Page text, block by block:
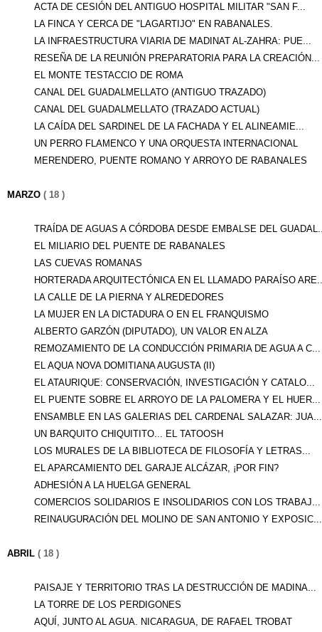
ACTA DE CESIÓN DEL ANTIGUO HOSPITAL MILITAR "SAN F...
LA FINCA Y CERCA DE "LAGARTIJO" EN RABANALES.
LA INFRAESTRUCTURA VIARIA DE MADINAT AL-ZAHRA: PUE...
RESEÑA DE LA REUNIÓN PREPARATORIA PARA LA CREACIÓN...
EL MONTE TESTACCIO DE ROMA
CANAL DEL GUADALMELLATO (ANTIGUO TRAZADO)
CANAL DEL GUADALMELLATO (TRAZADO ACTUAL)
LA CAÍDA DEL SARDINEL DE LA FACHADA Y EL ALINEAMIE...
UN PERRO FLAMENCO Y UNA ORQUESTA INTERNACIONAL
MERENDERO, PUENTE ROMANO Y ARROYO DE RABANALES
MARZO ( 18 )
TRAÍDA DE AGUAS A CÓRDOBA DESDE EMBALSE DEL GUADAL...
EL MILIARIO DEL PUENTE DE RABANALES
LAS CUEVAS ROMANAS
HORTERADA ARQUITECTÓNICA EN EL LLAMADO PARAÍSO ARE...
LA CALLE DE LA PIERNA Y ALREDEDORES
LA MUJER EN LA DICTADURA O EN EL FRANQUISMO
ALBERTO GARZÓN (DIPUTADO), UN VALOR EN ALZA
REMOZAMIENTO DE LA CONDUCCIÓN PRIMARIA DE AGUA A C...
EL AQUA NOVA DOMITIANA AUGUSTA (II)
EL ATAURIQUE: CONSERVACIÓN, INVESTIGACIÓN Y CATALO...
EL PUENTE SOBRE EL ARROYO DE LA PALOMERA Y EL HUER...
ENSAMBLE EN LAS GALERIAS DEL CARDENAL SALAZAR: JUA...
UN BARQUITO CHIQUITITO... EL TATOOSH
LOS MURALES DE LA BIBLIOTECA DE FILOSOFÍA Y LETRAS...
EL APARCAMIENTO DEL GARAJE ALCÁZAR, ¡POR FIN?
ADHESIÓN A LA HUELGA GENERAL
COMERCIOS SOLIDARIOS E INSOLIDARIOS CON LOS TRABAJ...
REINAUGURACIÓN DEL MOLINO DE SAN ANTONIO Y EXPOSIC...
ABRIL ( 18 )
PAISAJE Y TERRITORIO TRAS LA DESTRUCCIÓN DE MADINA...
LA TORRE DE LOS PERDIGONES
AQUÍ, JUNTO AL AGUA. NICARAGUA, DE RAFAEL TROBAT